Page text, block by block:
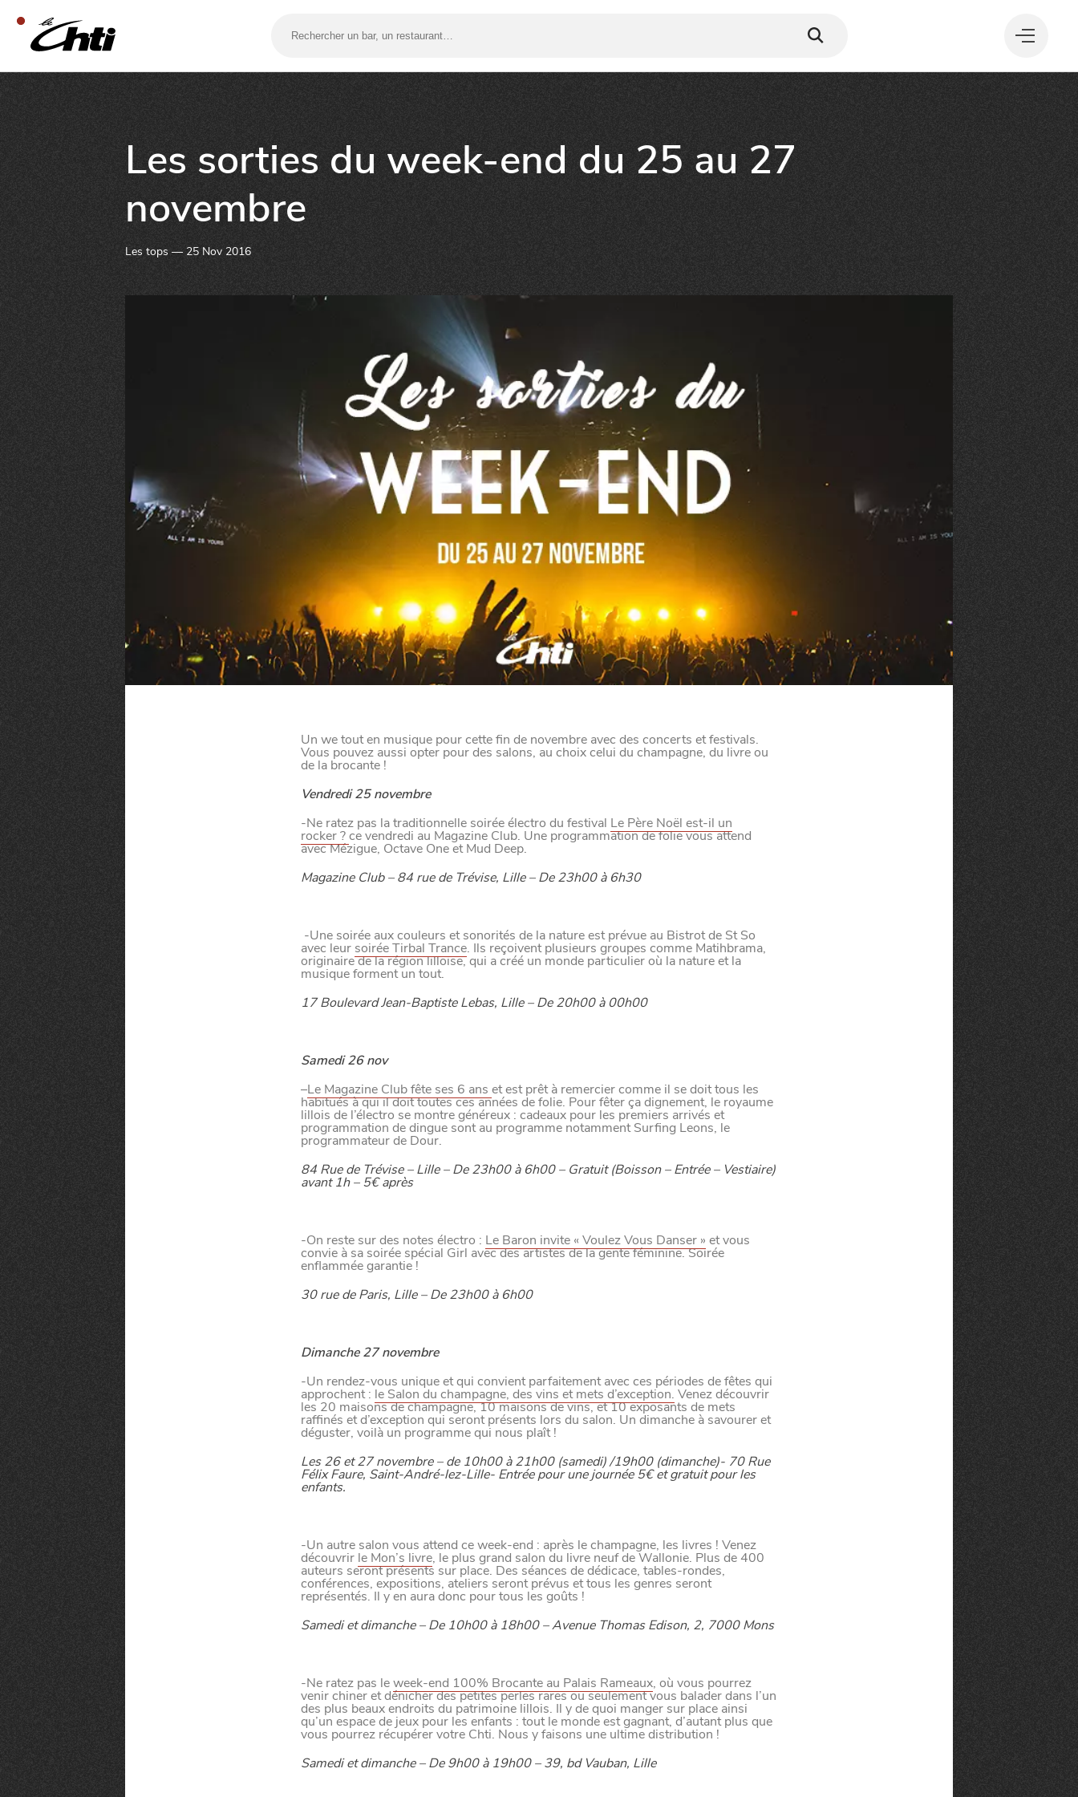
bar,
restaurant…
M
A
N
G
E
R
C
O
M
M
E
U
N
H
T
I
M
SORTIR LA NUIT
SE DIVERTIR
C
H
A
N
G
E
R
D
E
L
’
O
R
D
I
N
A
I
R
E
CHTITE CANAILLE
LE GUIDE DES FAMILLLES
VIVRE DANS LE NORD
L
E
S
D
E
R
N
I
È
R
E
S
A
C
T
S
D
U
O
R
Les sorties du week-end du 25 au 27
novembre
Les tops — 25 Nov 2016
Un we tout en musique pour cette fin de novembre avec des concerts et festivals.
Vous pouvez aussi opter pour des salons, au choix celui du champagne, du livre ou
de la brocante !
Vendredi 25 novembre
-Ne ratez pas la traditionnelle soirée électro du festival Le Père Noël est-il un
rocker ?ce vendredi au Magazine Club. Une programmation de folie vous attend
avec Mézigue, Octave One et Mud Deep.
Magazine Club – 84 rue de Trévise, Lille – De 23h00 à 6h30
-Une soirée aux couleurs et sonorités de la nature est prévue au Bistrot de St So
avec leur soirée Tirbal Trance. Ils reçoivent plusieurs groupes comme Matihbrama,
originaire de la région lilloise, qui a créé un monde particulier où la nature et la
musique forment un tout.
17 Boulevard Jean-Baptiste Lebas, Lille – De 20h00 à 00h00
Samedi 26 nov
–Le Magazine Club fête ses 6 ans et est prêt à remercier comme il se doit tous les
habitués à qui il doit toutes ces années de folie. Pour fêter ça dignement, le royaume
lillois de l’électro se montre généreux : cadeaux pour les premiers arrivés et
programmation de dingue sont au programme notamment Surfing Leons, le
programmateur de Dour.
84 Rue de Trévise – Lille – De 23h00 à 6h00 – Gratuit (Boisson – Entrée – Vestiaire)
avant 1h – 5€ après
-On reste sur des notes électro : Le Baron invite « Voulez Vous Danser » et vous
convie à sa soirée spécial Girl avec des artistes de la gente féminine. Soirée
enflammée garantie !
30 rue de Paris, Lille – De 23h00 à 6h00
Dimanche 27 novembre
-Un rendez-vous unique et qui convient parfaitement avec ces périodes de fêtes qui
approchent : le Salon du champagne, des vins et mets d’exception. Venez découvrir
les 20 maisons de champagne, 10 maisons de vins, et 10 exposants de mets
raffinés et d’exception qui seront présents lors du salon. Un dimanche à savourer et
déguster, voilà un programme qui nous plaît !
Les 26 et 27 novembre – de 10h00 à 21h00 (samedi) /19h00 (dimanche)- 70 Rue
Félix Faure, Saint-André-lez-Lille- Entrée pour une journée 5€ et gratuit pour les
enfants.
-Un autre salon vous attend ce week-end : après le champagne, les livres ! Venez
découvrir le Mon’s livre, le plus grand salon du livre neuf de Wallonie. Plus de 400
auteurs seront présents sur place. Des séances de dédicace, tables-rondes,
conférences, expositions, ateliers seront prévus et tous les genres seront
représentés. Il y en aura donc pour tous les goûts !
Samedi et dimanche – De 10h00 à 18h00 – Avenue Thomas Edison, 2, 7000 Mons
-Ne ratez pas leweek-end 100% Brocante au Palais Rameaux, où vous pourrez
venir chiner et dénicher des petites perles rares ou seulement vous balader dans l’un
des plus beaux endroits du patrimoine lillois. Il y de quoi manger sur place ainsi
qu’un espace de jeux pour les enfants : tout le monde est gagnant, d’autant plus que
vous pourrez récupérer votre Chti. Nous y faisons une ultime distribution !
Samedi et dimanche – De 9h00 à 19h00 – 39, bd Vauban, Lille
Afin de faciliter votre navigation et de vous apporter le meilleur service possible, nous utilisons
des cookies pour améliorer le site aux besoins des visiteurs, notamment selon la fréquentation.
Nos politique de confidentialité